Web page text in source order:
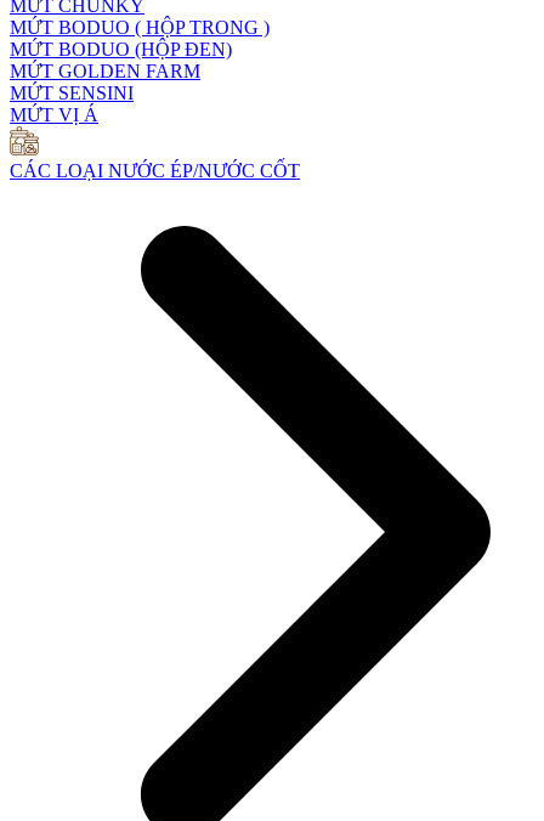
MỨT CHUNKY
MỨT BODUO ( HỘP TRONG )
MỨT BODUO (HỘP ĐEN)
MỨT GOLDEN FARM
MỨT SENSINI
MỨT VỊ Á
CÁC LOẠI NƯỚC ÉP/NƯỚC CỐT